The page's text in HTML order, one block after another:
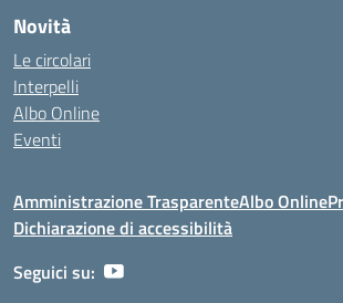
Novità
Le circolari
Interpelli
Albo Online
Eventi
Amministrazione TrasparenteAlbo Online
Dichiarazione di accessibilità
Seguici su: